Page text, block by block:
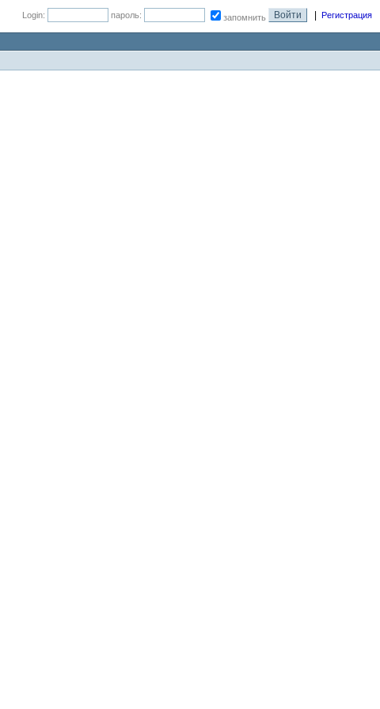
Login: пароль: запомнить Регистрация